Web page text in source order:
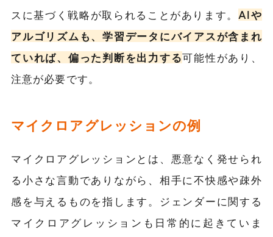
スに基づく戦略が取られることがあります。 AIや
アルゴリズムも、学習データにバイアスが含まれ
ていれば、偏った判断を出力する可能性があり、
注意が必要です。
マイクロアグレッションの例
マイクロアグレッションとは、悪意なく発せられ
る小さな言動でありながら、相手に不快感や疎外
感を与えるものを指します。ジェンダーに関する
マイクロアグレッションも日常的に起きていま